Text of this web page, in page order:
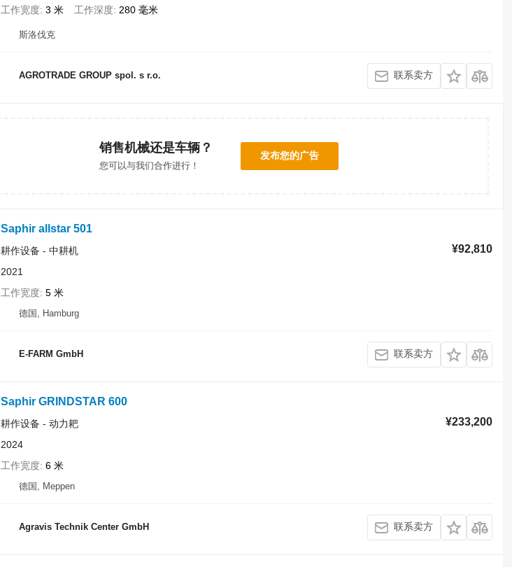
工作宽度 3 米 工作深度 280 毫米
斯洛伐克
AGROTRADE GROUP spol. s r.o. 联系卖方
销售机械还是车辆？
您可以与我们合作进行！
发布您的广告
Saphir allstar 501
¥92,810
耕作设备 - 中耕机
2021
工作宽度 5 米
德国, Hamburg
E-FARM GmbH 联系卖方
Saphir GRINDSTAR 600
¥233,200
耕作设备 - 动力耙
2024
工作宽度 6 米
德国, Meppen
Agravis Technik Center GmbH 联系卖方